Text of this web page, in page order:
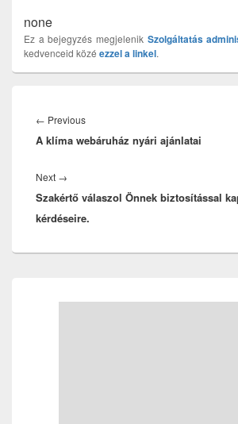
none
Ez a bejegyzés megjelenik Szolgáltatás
kedvenceid közé ezzel a linkel.
navigáció
← PreviousPrevious
post:
A klíma webáruház nyári ajánlatai
Next →
post:
Szakértő válaszol Önnek biztosítással
kérdéseire.